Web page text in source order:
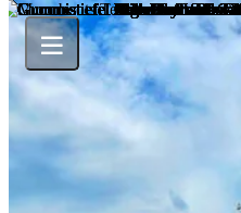
Shoes
Goldene Zoccolis von Kiara